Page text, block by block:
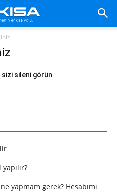
sizi sileni görün
yapmam gerek? Hesabımı